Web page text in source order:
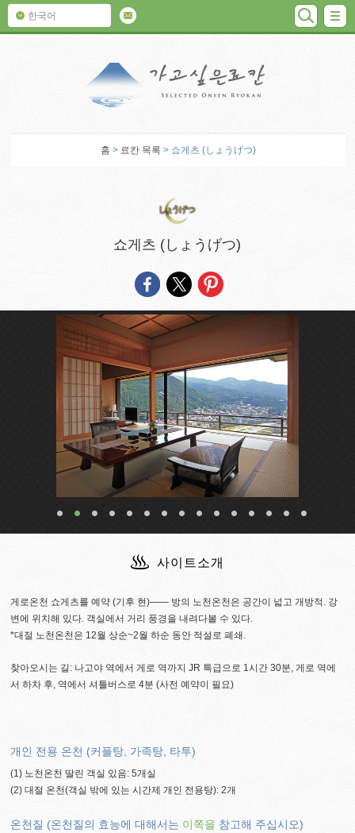
한국어 검색
홈 > 료칸 목록 > 쇼게츠 (しょうげつ)
쇼게츠 (しょうげつ)
사이트소개
게로온천 쇼게츠를 예약 (기후 현)―― 방의 노천온천은 공간이 넓고 개방적. 강
변에 위치해 있다. 객실에서 거리 풍경을 내려다볼 수 있다.
*대절 노천온천은 12월 상순~2월 하순 동안 적설로 폐쇄.
찾아오시는 길: 나고야 역에서 게로 역까지 JR 특급으로 1시간 30분, 게로 역에
서 하차 후, 역에서 셔틀버스로 4분 (사전 예약이 필요)
개인 전용 온천 (커플탕, 가족탕, 타투)
(1) 노천온천 딸린 객실 있음: 5개실
(2) 대절 온천(객실 밖에 있는 시간제 개인 전용탕): 2개
온천질 (온천질의 효능에 대해서는 이쪽을 참고해 주십시오)